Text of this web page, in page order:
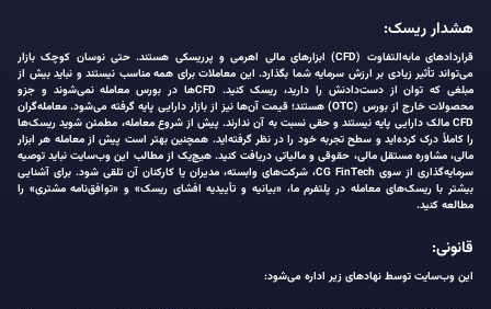
هشدار ریسک:
قراردادهای مابه‌التفاوت (CFD) ابزارهای مالی اهرمی و پرریسکی هستند. حتی نوسان کوچک بازار
می‌تواند تأثیر زیادی بر ارزش سرمایه شما بگذارد. این معاملات برای همه مناسب نیستند و نباید بیش از
مبلغی که توان از دست‌دادنش را دارید، ریسک کنید. CFDها در بورس معامله نمی‌شوند و جزو
محصولات خارج از بورس (OTC) هستند؛ قیمت آن‌ها نیز از بازار دارایی پایه گرفته می‌شود. معامله‌گران
CFD مالک دارایی پایه نیستند و حقی نسبت به آن ندارند. پیش از شروع معامله، مطمئن شوید ریسک‌ها
را کاملاً درک کرده‌اید و سطح تجربه خود را در نظر گرفته‌اید. همچنین بهتر است پیش از معامله هر ابزار
مالی، مشاوره مستقل مالی، حقوقی و مالیاتی دریافت کنید. هیچ‌یک از مطالب این وب‌سایت نباید توصیه
سرمایه‌گذاری از سوی CG FinTech، شرکت‌های وابسته، مدیران یا کارکنان آن تلقی شود. برای آشنایی
بیشتر با ریسک‌های معامله در پلتفرم ما، «بیانیه و تأییدیه افشای ریسک» و «توافق‌نامه مشتری» را
مطالعه کنید.
قانونی:
این وب‌سایت توسط نهادهای زیر اداره می‌شود: